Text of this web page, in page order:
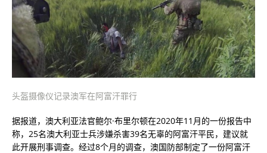
头盔摄像仪记录澳军在阿富汗罪行
据报道，澳大利亚法官鲍尔·布里尔顿在2020年11月的一份报告中
称，25名澳大利亚士兵涉嫌杀害39名无辜的阿富汗平民，建议就
此开展刑事调查。经过8个月的调查，澳国防部制定了一份阿富汗